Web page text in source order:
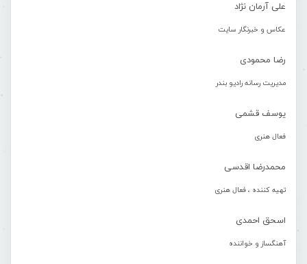
علی آرمان نژاد
عکاس و خبرنگار سایت
رضا محمودی
مدیریت رسانه رادیو بندر
یوسف قشمی
فعال هنری
محمدرضا اقدسی
تهیه کننده ، فعال هنری
اسحق احمدی
آهنگساز و خواننده